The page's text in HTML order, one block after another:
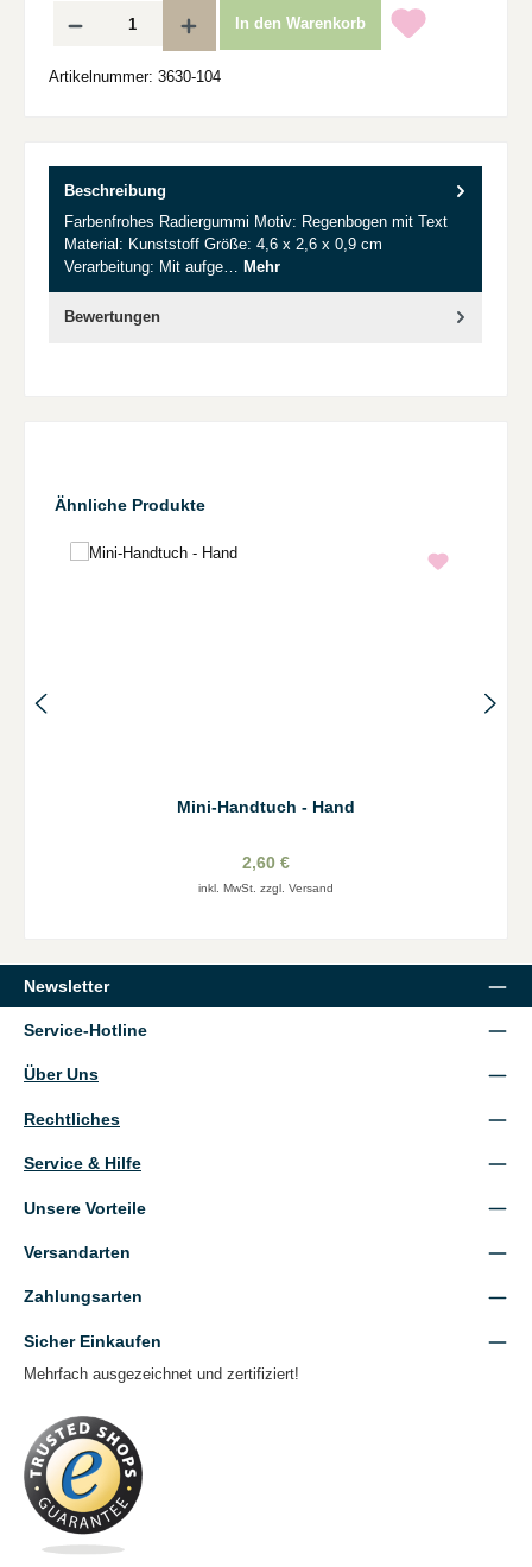
Produkt Anzahl: Gib den gewünschten Wert ein oder benutze die Schaltflächen
In den Warenkorb
Artikelnummer: 3630-104
Beschreibung
Farbenfrohes Radiergummi Motiv: Regenbogen mit Text
Material: Kunststoff Größe: 4,6 x 2,6 x 0,9 cm
Verarbeitung: Mit aufge… Mehr
Bewertungen
Produktgalerie überspringen
Ähnliche Produkte
Mini-Handtuch - Hand
2,60 €
inkl. MwSt. zzgl. Versand
Newsletter
Service-Hotline
Über Uns
Rechtliches
Service & Hilfe
Unsere Vorteile
Versandarten
Zahlungsarten
Sicher Einkaufen
Mehrfach ausgezeichnet und zertifiziert!